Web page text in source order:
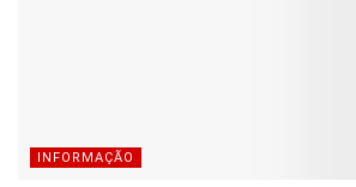
INFORMAÇÃO